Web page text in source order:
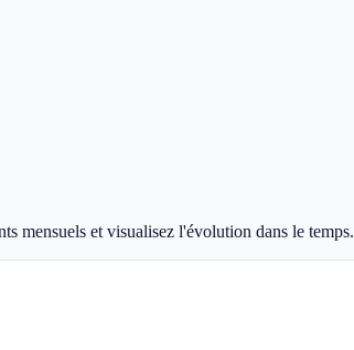
mensuels et visualisez l'évolution dans le temps.